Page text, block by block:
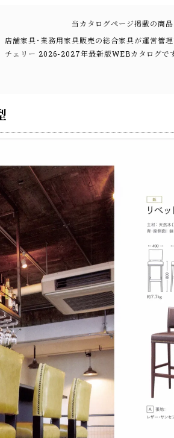
店舗家具･業務用家具販売の総合家具が運営管理
チェリー 2026-2027年最新版WEBカタログです
当カタログページ掲載の商